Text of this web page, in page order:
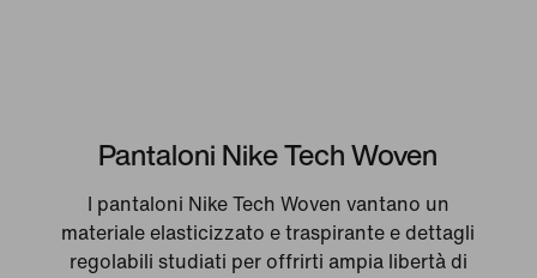
Pantaloni Nike Tech Woven
I pantaloni Nike Tech Woven vantano un
materiale elasticizzato e traspirante e dettagli
regolabili studiati per offrirti ampia libertà di